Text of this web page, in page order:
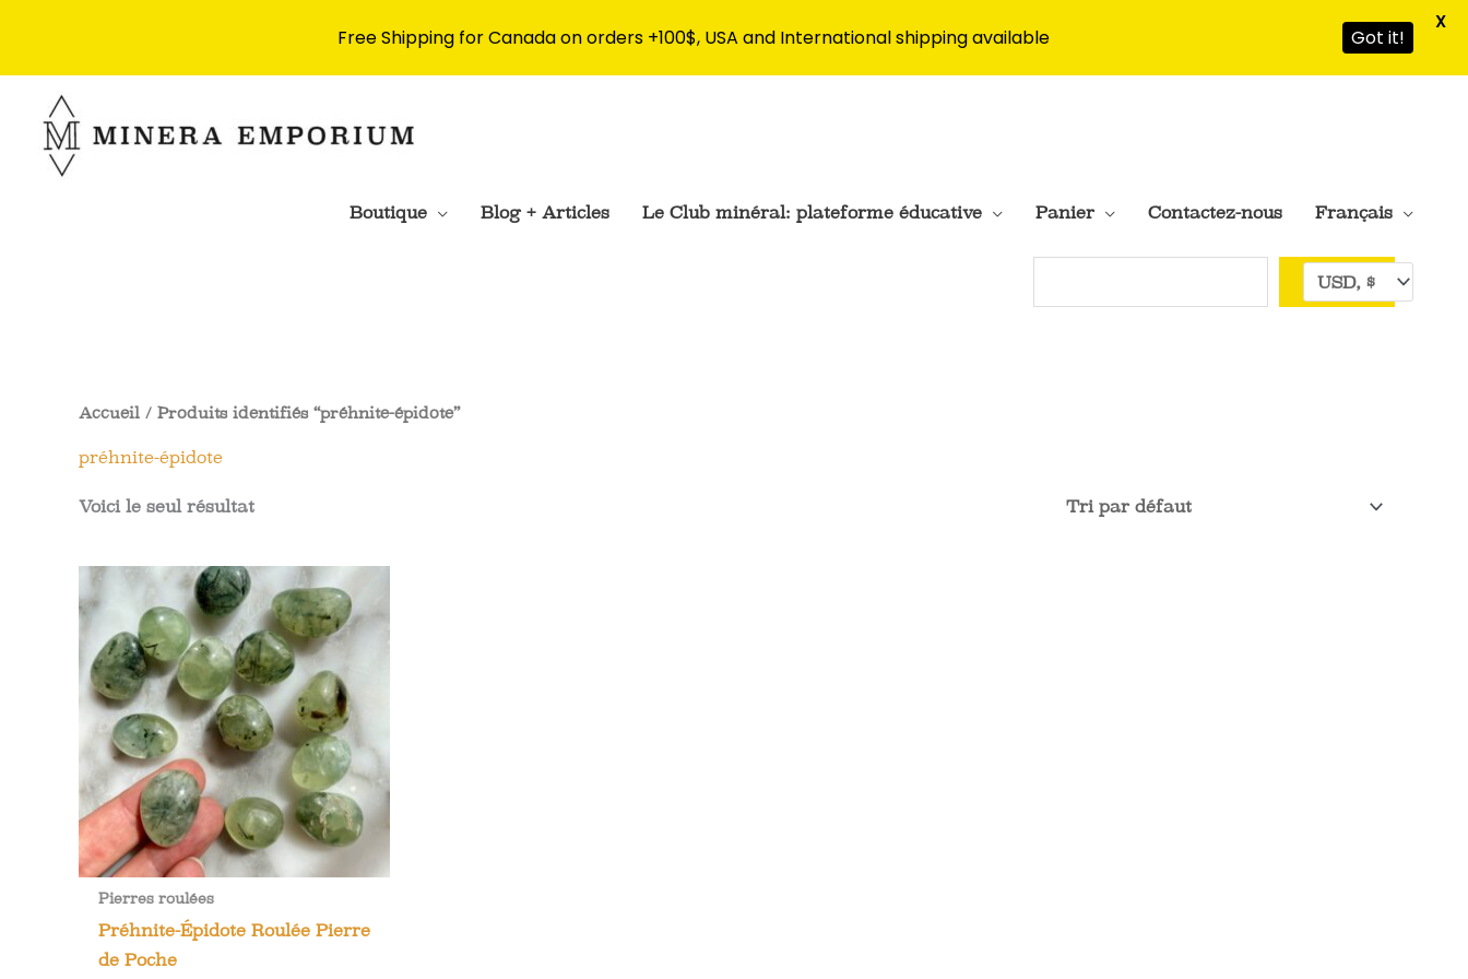
contenu
Boutique Blog + Articles Le Club minéral: plateforme éducative Panier Contactez-nous Français
Accueil / Produits identifiés “préhnite-épidote”
préhnite-épidote
Voici le seul résultat
Pierres roulées
Préhnite-Épidote Roulée Pierre
de Poche
Free Shipping for Canada on orders +100$, USA and International shipping available Got it!
X